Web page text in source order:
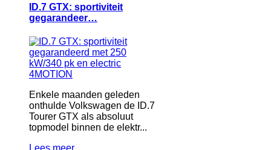
ID.7 GTX: sportiviteit
gegarandeer…
Enkele maanden geleden
onthulde Volkswagen de ID.7
Tourer GTX als absoluut
topmodel binnen de elektr...
Lees meer